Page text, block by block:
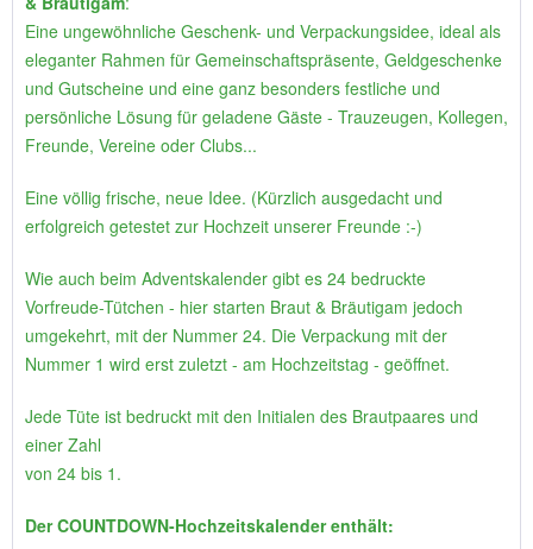
Eine ungewöhnliche Geschenk- und Verpackungsidee, ideal als
eleganter Rahmen für Gemeinschaftspräsente, Geldgeschenke
und Gutscheine und eine ganz besonders festliche und
persönliche Lösung für geladene Gäste - Trauzeugen, Kollegen,
Freunde, Vereine oder Clubs...
Eine völlig frische, neue Idee. (Kürzlich ausgedacht und
erfolgreich getestet zur Hochzeit unserer Freunde :-)
Wie auch beim Adventskalender gibt es 24 bedruckte
Vorfreude-Tütchen - hier starten Braut & Bräutigam jedoch
umgekehrt, mit der Nummer 24. Die Verpackung mit der
Nummer 1 wird erst zuletzt - am Hochzeitstag - geöffnet.
Jede Tüte ist bedruckt mit den Initialen des Brautpaares und
einer Zahl
von 24 bis 1.
Der COUNTDOWN-Hochzeitskalender enthält: